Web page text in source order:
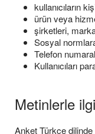
kullanıcıların
ürün veya
şirketleri,
Sosyal
Telefon
Kullanıcıları
Metinlerle
Anket Türkçe dilinde